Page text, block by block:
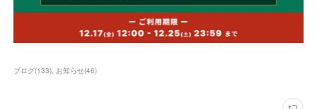
ブログ(133) お知らせ(46)